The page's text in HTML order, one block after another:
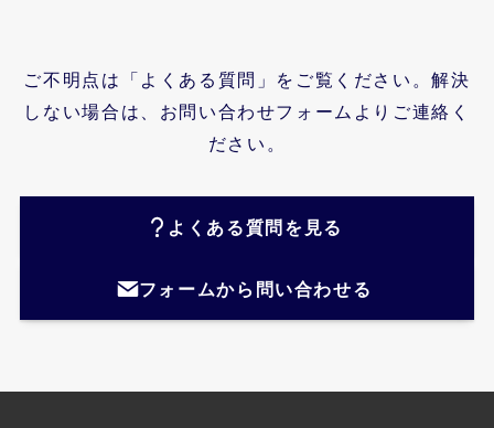
ご不明点は「よくある質問」をご覧ください。解決
しない場合は、お問い合わせフォームよりご連絡く
ださい。
よくある質問を見る
フォームから問い合わせる